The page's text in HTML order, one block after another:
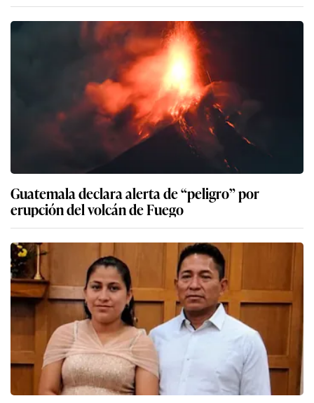
Guatemala declara alerta de “peligro” por
erupción del volcán de Fuego